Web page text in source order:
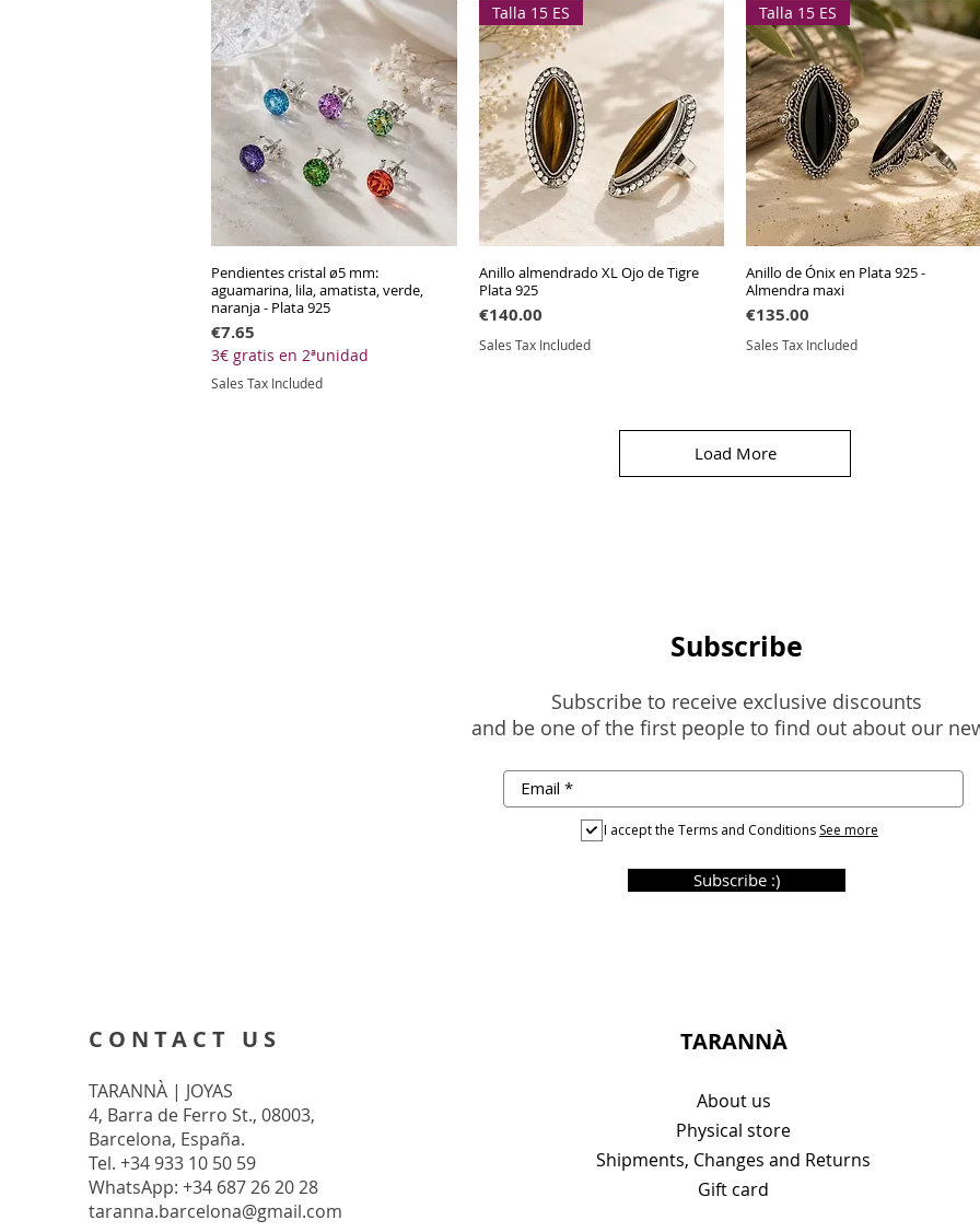
Quick View
Pendientes cristal ø5 mm:
aguamarina, lila, amatista, verde,
naranja - Plata 925
Price
€7.65
3€ gratis en 2ªunidad
Sales Tax Included
Quick View
Talla 15 ES
Anillo almendrado XL Ojo de Tigre
Plata 925
Price
€140.00
Sales Tax Included
Quick View
Talla 15 ES
Anillo de Ónix en Plata 925 -
Almendra maxi
Price
€135.00
Sales Tax Included
Load More
Subscribe
Subscribe to receive exclusive discounts
and be one of the first people to find out about our
I accept the Terms and Conditions See more
Subscribe :)
CONTACT US
TARANNÀ | JOYAS
4, Barra de Ferro St., 08003,
Barcelona, España.
Tel. +34 933 10 50 59
WhatsApp: +34 687 26 20 28
taranna.barcelona@gmail.com
TARANNÀ
About us
Physical store
Shipments, Changes and Returns
Gift card